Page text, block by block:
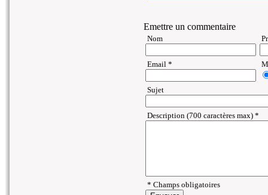
Emettre un commentaire
Nom
Email *
Sujet
Description (700 caractères max) *
* Champs obligatoires